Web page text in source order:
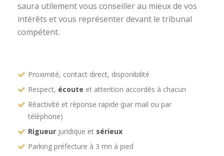
saura utilement vous conseiller au mieux de vos
intérêts et vous représenter devant le tribunal
compétent.
Proximité, contact direct, disponibilité
Respect, écoute et attention accordés à chacun
Réactivité et réponse rapide (par mail ou par
téléphone)
Rigueur juridique et sérieux
Parking préfecture à 3 mn à pied